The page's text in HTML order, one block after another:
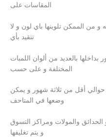
المقاسات على
الممكن تلوينها باي لون و لا
تتقيد بأي
بداخلها بالعديد من ألوان اللمبات
المختلفة و على حسب
أقل من ثلاثة شهور و يمكن
وضعها في المتاحف
والمولات ومراكز التسوق
و يتم تغليفها